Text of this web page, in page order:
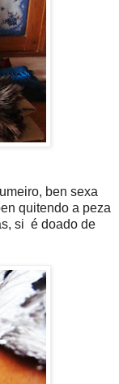
ben sexa
quitendo a peza
si é doado de